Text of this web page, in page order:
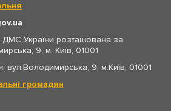
України розташована за
9, м. Київ, 01001
вул.Володимирська, 9, м.Київ, 01001
громадян